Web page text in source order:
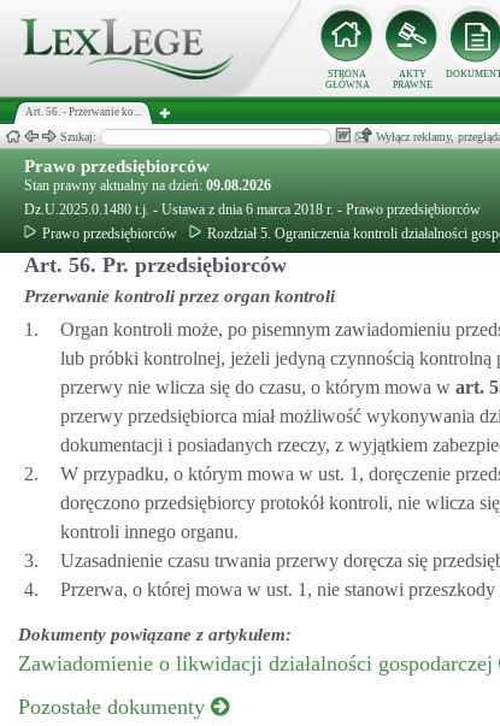
STRONA
GŁÓWNA
AKTY
PRAWNE
Art. 56. - Przerwanie ko...
Szukaj: Wyłącz reklamy,
Prawo przedsiębiorców
Stan prawny aktualny na dzień: 09.08.2026
Dz.U.2025.0.1480 t.j. - Ustawa z dnia 6 marca 2018 r. - Prawo przedsiębiorców
Prawo przedsiębiorców
Rozdział 5. Ograniczenia kontroli działalności
Art. 56. Pr. przedsiębiorców
Przerwanie kontroli przez organ kontroli
1.
Organ kontroli może, po pisemnym zawiadomieniu
lub próbki kontrolnej, jeżeli jedyną czynnością
przerwy nie wlicza się do czasu, o którym mowa w art.
przerwy przedsiębiorca miał możliwość wykonywania
dokumentacji i posiadanych rzeczy, z wyjątkiem
2.
W przypadku, o którym mowa w ust. 1, doręczenie
doręczono przedsiębiorcy protokół kontroli, nie wlicza
kontroli innego organu.
3.
Uzasadnienie czasu trwania przerwy doręcza się
4.
Przerwa, o której mowa w ust. 1, nie stanowi
Dokumenty powiązane z artykułem:
Zawiadomienie o likwidacji działalności gospodarczej
Pozostałe dokumenty